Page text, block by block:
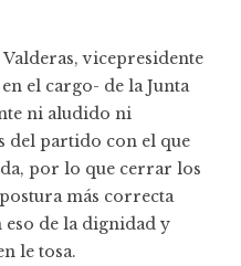
vicepresidente
el cargo- de la Junta
ni aludido ni
del partido con el que
por lo que cerrar los
más correcta
de la dignidad y
le tosa.